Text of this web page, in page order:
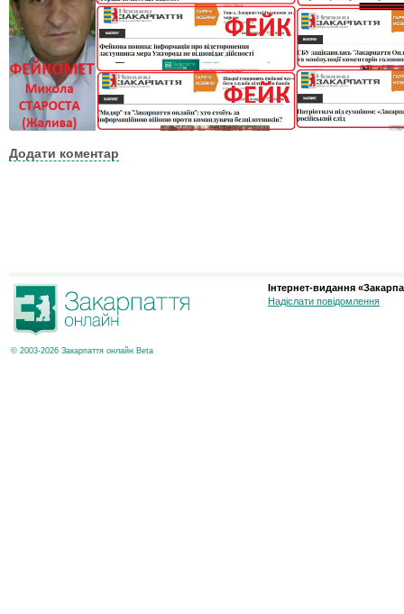
Додати коментар
© 2003-2026 Закарпаття онлайн Beta
Інтернет-видання
Надіслати повідомлення